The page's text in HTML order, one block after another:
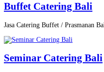
Buffet Catering Bali
Jasa Catering Buffet / Prasmanan
Seminar Catering Bali